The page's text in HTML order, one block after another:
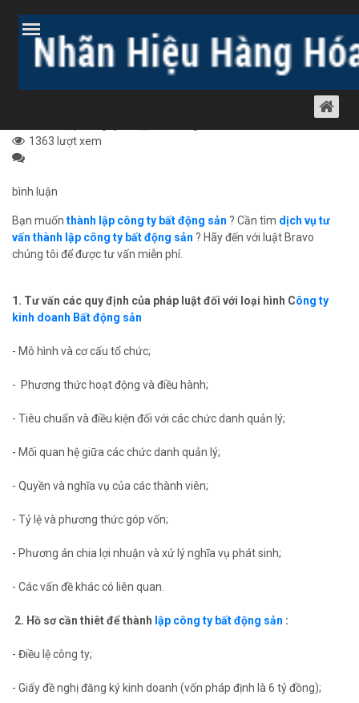
DỊCH VỤ THÀNH LẬP CÔNG TY BẤT
1363 lượt xem
bình luận
Bạn muốn thành lập công ty bất động sản ? Cần tìm dịch vụ tư
vấn thành lập công ty bất động sản ? Hãy đến với luật Bravo
chúng tôi để được tư vấn miễn phí.
1. Tư vấn các quy định của pháp luật đối với loại hình Công ty
kinh doanh Bất động sản
- Mô hình và cơ cấu tổ chức;
- Phương thức hoạt động và điều hành;
- Tiêu chuẩn và điều kiện đối với các chức danh quản lý;
- Mối quan hệ giữa các chức danh quản lý;
- Quyền và nghĩa vụ của các thành viên;
- Tỷ lệ và phương thức góp vốn;
- Phương án chia lợi nhuận và xử lý nghĩa vụ phát sinh;
- Các vấn đề khác có liên quan.
2. Hồ sơ cần thiêt để thành lập công ty bất động sản :
- Điều lệ công ty;
- Giấy đề nghị đăng ký kinh doanh (vốn pháp định là 6 tỷ đồng);